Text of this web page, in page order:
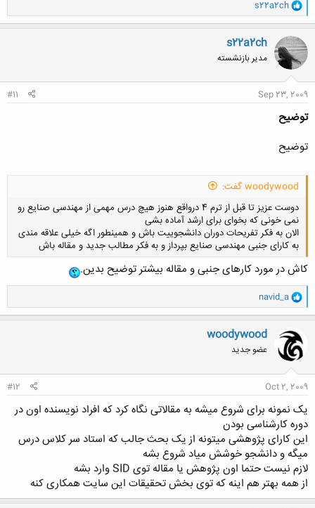
و
ا
ک
ن
ش
ه
ا
s22a2ch
s22a2ch
مدیر بازنشسته
Sep 23, 2009
#11
توضیح
توضیح
woodywood گفت:
دوست عزیز تا قبل از ترم 4 درواقع هنوز هیچ درس مهمی از مهندسی صنایع رو
نمی خونی که بخوای برای ارشد آماده بشی
الان به فکر تفریحات دوران دانشجوییت باش و همینطور اگه خیلی علاقه مندی
به کارای جنبی مهندسی صنایع بپرداز و به فکر مطالب جدید و مقاله باش
کاش در مورد کارهای جنبی و مقاله بیشتر توضیح بدین.
و
ا
ک
ن
ش
ه
ا
navid_a
woodywood
عضو جدید
Oct 2, 2009
#12
یک نمونه برای شروع میشه به مقالاتی نگاه کرد که افراد نویسنده اون در
دوره کارشناسی بودن
این کارای پژوهشی میتونه از یک بحث جالب که استاد سر کلاس درس
میگه و دانشجو خوشش میاد شروع بشه
لازم نیست حتما اون پژوهش یا مقاله توی SID وارد بشه
از همه بهتر هم اینه که توی بخش تحقیقات این سایت همکاری کنه